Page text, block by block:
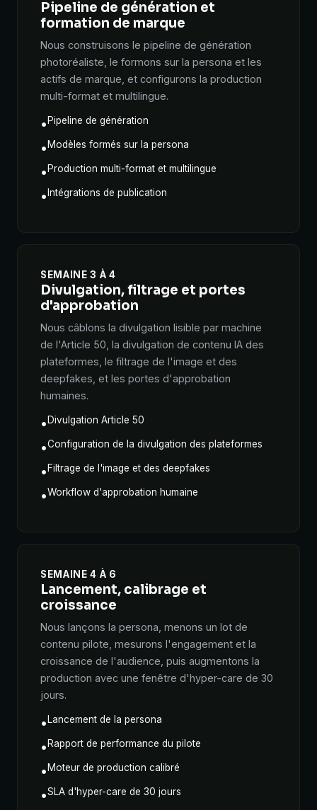
Pipeline de génération et
formation de marque
Nous construisons le pipeline de génération
photoréaliste, le formons sur la persona et les
actifs de marque, et configurons la production
multi-format et multilingue.
•Pipeline de génération
•Modèles formés sur la persona
•Production multi-format et multilingue
•Intégrations de publication
SEMAINE 3 À 4
Divulgation, filtrage et portes
d'approbation
Nous câblons la divulgation lisible par machine
de l'Article 50, la divulgation de contenu IA des
plateformes, le filtrage de l'image et des
deepfakes, et les portes d'approbation
humaines.
•Divulgation Article 50
•Configuration de la divulgation des plateformes
•Filtrage de l'image et des deepfakes
•Workflow d'approbation humaine
SEMAINE 4 À 6
Lancement, calibrage et
croissance
Nous lançons la persona, menons un lot de
contenu pilote, mesurons l'engagement et la
croissance de l'audience, puis augmentons la
production avec une fenêtre d'hyper-care de 30
jours.
•Lancement de la persona
•Rapport de performance du pilote
•Moteur de production calibré
•SLA d'hyper-care de 30 jours